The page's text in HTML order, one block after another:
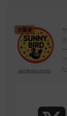
大賢者
sanibabodoge